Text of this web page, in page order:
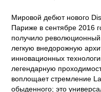
Мировой дебют нового
Париже в сентябре 2016
получило
легкую внедорожную
инновационных
легендарную
воплощает стремление
обыденного; это